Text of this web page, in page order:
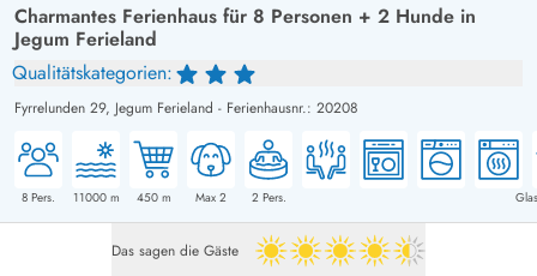
Charmantes Ferienhaus für 8 Personen + 2 Hunde in
Jegum Ferieland
Qualitätskategorien:
Fyrrelunden 29, Jegum Ferieland - Ferienhausnr.: 20208
8 Pers. 11000m 450m Max 2 2 Pers.
Das sagen die Gäste 4.5 von 5